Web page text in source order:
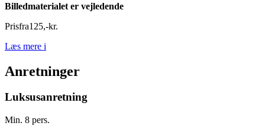
Billedmaterialet er vejledende
Prisfra125,-kr.
Læs mere i
Anretninger
Luksusanretning
Min. 8 pers.